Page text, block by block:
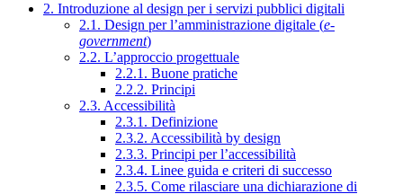
2. Introduzione al design per i servizi pubblici digitali
2.1. Design per l’amministrazione digitale (e-
government)
2.2. L’approccio progettuale
2.2.1. Buone pratiche
2.2.2. Principi
2.3. Accessibilità
2.3.1. Definizione
2.3.2. Accessibilità by design
2.3.3. Principi per l’accessibilità
2.3.4. Linee guida e criteri di successo
2.3.5. Come rilasciare una dichiarazione di